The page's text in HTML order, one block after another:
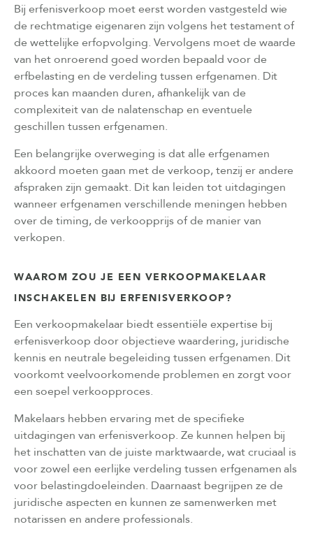
Bij erfenisverkoop moet eerst worden vastgesteld wie
de rechtmatige eigenaren zijn volgens het testament of
de wettelijke erfopvolging. Vervolgens moet de waarde
van het onroerend goed worden bepaald voor de
erfbelasting en de verdeling tussen erfgenamen. Dit
proces kan maanden duren, afhankelijk van de
complexiteit van de nalatenschap en eventuele
geschillen tussen erfgenamen.
Een belangrijke overweging is dat alle erfgenamen
akkoord moeten gaan met de verkoop, tenzij er andere
afspraken zijn gemaakt. Dit kan leiden tot uitdagingen
wanneer erfgenamen verschillende meningen hebben
over de timing, de verkoopprijs of de manier van
verkopen.
WAAROM ZOU JE EEN VERKOOPMAKELAAR
INSCHAKELEN BIJ ERFENISVERKOOP?
Een verkoopmakelaar biedt essentiële expertise bij
erfenisverkoop door objectieve waardering, juridische
kennis en neutrale begeleiding tussen erfgenamen. Dit
voorkomt veelvoorkomende problemen en zorgt voor
een soepel verkoopproces.
Makelaars hebben ervaring met de specifieke
uitdagingen van erfenisverkoop. Ze kunnen helpen bij
het inschatten van de juiste marktwaarde, wat cruciaal is
voor zowel een eerlijke verdeling tussen erfgenamen als
voor belastingdoeleinden. Daarnaast begrijpen ze de
juridische aspecten en kunnen ze samenwerken met
notarissen en andere professionals.